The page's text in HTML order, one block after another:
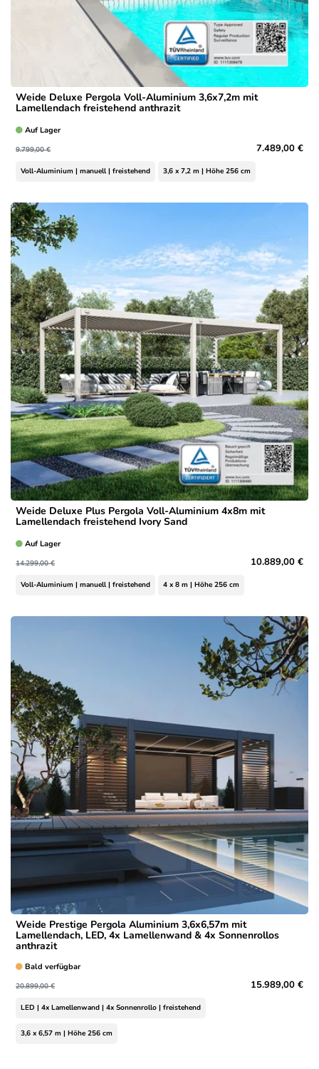
Weide Deluxe Pergola Voll-Aluminium 3,6x7,2m mit
Lamellendach freistehend anthrazit
Auf Lager
9.799,00 € 7.489,00 €
Voll-Aluminium | manuell | freistehend 3,6 x 7,2 m | Höhe 256 cm
Weide Deluxe Plus Pergola Voll-Aluminium 4x8m mit
Lamellendach freistehend Ivory Sand
Auf Lager
14.299,00 € 10.889,00 €
Voll-Aluminium | manuell | freistehend 4 x 8 m | Höhe 256 cm
Weide Prestige Pergola Aluminium 3,6x6,57m mit
Lamellendach, LED, 4x Lamellenwand & 4x Sonnenrollos
anthrazit
Bald verfügbar
20.899,00 € 15.989,00 €
LED | 4x Lamellenwand | 4x Sonnenrollo | freistehend
3,6 x 6,57 m | Höhe 256 cm